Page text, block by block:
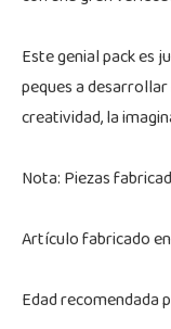
Este genial pack es
peques a
creatividad, la
Nota: Piezas
Artículo fabricado
Edad recomendada